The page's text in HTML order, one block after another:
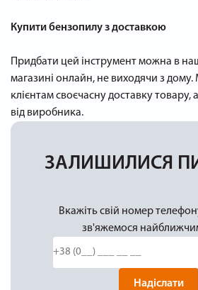
Купити бензопилу з доставкою
Придбати цей інструмент можна в
магазині онлайн, не виходячи з
клієнтам своєчасну доставку товару,
від виробника.
ЗАЛИШИЛИСЯ
Вкажіть свій номер
зв'яжемося
Надіслати